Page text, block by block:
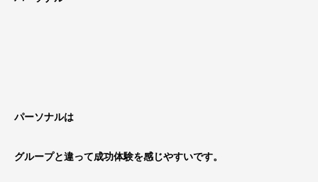
パーソナルは
グループと違って成功体験を感じやすいです。